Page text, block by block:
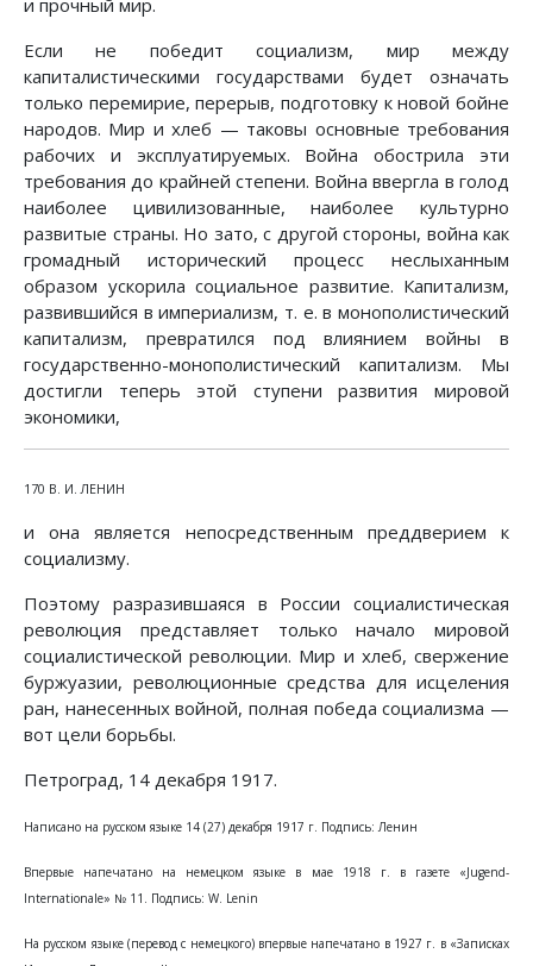
и прочный мир.
Если не победит социализм, мир между
капиталистическими государствами будет означать
только перемирие, перерыв, подготовку к новой бойне
народов. Мир и хлеб — таковы основные требования
рабочих и эксплуатируемых. Война обострила эти
требования до крайней степени. Война ввергла в голод
наиболее цивилизованные, наиболее культурно
развитые страны. Но зато, с другой стороны, война как
громадный исторический процесс неслыханным
образом ускорила социальное развитие. Капитализм,
развившийся в империализм, т. е. в монополистический
капитализм, превратился под влиянием войны в
государственно-монополистический капитализм. Мы
достигли теперь этой ступени развития мировой
экономики,
170 В. И. ЛЕНИН
и она является непосредственным преддверием к
социализму.
Поэтому разразившаяся в России социалистическая
революция представляет только начало мировой
социалистической революции. Мир и хлеб, свержение
буржуазии, революционные средства для исцеления
ран, нанесенных войной, полная победа социализма —
вот цели борьбы.
Петроград, 14 декабря 1917.
Написано на русском языке 14 (27) декабря 1917 г. Подпись: Ленин
Впервые напечатано на немецком языке в мае 1918 г. в газете «Jugend-
Internationale» № 11. Подпись: W. Lenin
На русском языке (перевод с немецкого) впервые напечатано в 1927 г. в «Записках